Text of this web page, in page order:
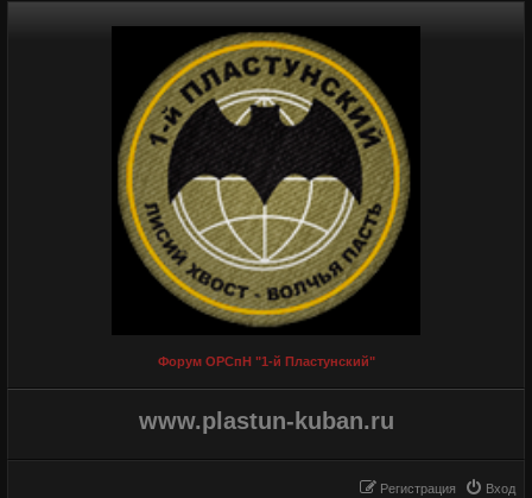
Форум ОРСпН "1-й Пластунский"
www.plastun-kuban.ru
Вход
Регистрация